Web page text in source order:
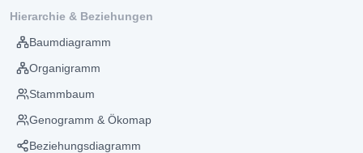
Hierarchie & Beziehungen
Baumdiagramm
Organigramm
Stammbaum
Genogramm & Ökomap
Beziehungsdiagramm